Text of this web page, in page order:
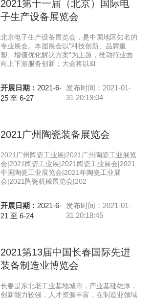
2021第十一届（北京）国际电
子生产设备展览会
北京电子生产设备展览会，是中国地区知名的
专业展会。本届展会以"科技创新、品牌重
塑、增值优化解决方案"为主题，推动行业面
向上下游服务创新；大会将以&l
开展日期： 2021-6-
25 至 6-27
发布时间：2021-01-
31 20:19:04
2021广州陶瓷装备展览会
2021广州陶瓷工业展|2021广州陶瓷工业展览
会|2021陶瓷工业展|2021陶瓷工业展会|2021
中国陶瓷工业展览会|2021年陶瓷工业展
会|2021陶瓷机械展览会|202
开展日期： 2021-6-
21 至 6-24
发布时间：2021-01-
31 20:18:45
2021第13届中国长春国际先进
装备制造业博览会
长春是东北老工业基地城市，产业基础雄厚，
创新能力较强，人才资源丰富，在制造业领域